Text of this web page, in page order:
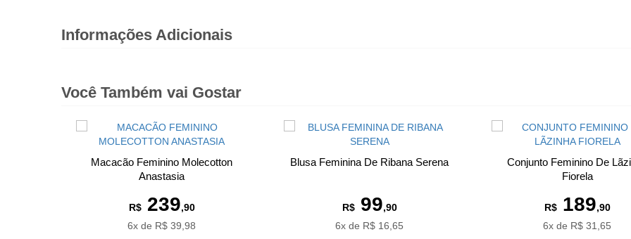
Informações Adicionais
Você Também vai Gostar
Macacão Feminino Molecotton
Anastasia
R$239,90
6x de R$ 39,98
Blusa Feminina De Ribana Serena
R$99,90
6x de R$ 16,65
Conjunto Feminino De
Fiorela
R$189,90
6x de R$ 31,65